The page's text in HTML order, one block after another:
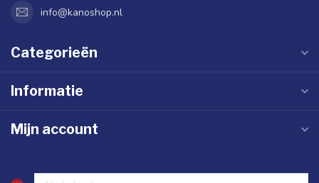
info@kanoshop.nl
Categorieën
Informatie
Mijn account